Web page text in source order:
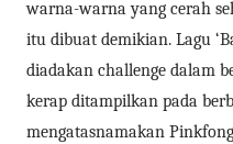
warna-warna yang cerah
itu dibuat demikian. Lagu
diadakan challenge dalam
kerap ditampilkan pada
mengatasnamakan